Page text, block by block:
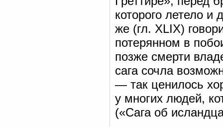
которого летело
же (гл. XLIX)
потерянном в
позже смерти
сага сочла
— так ценилось
у многих людей,
(«Сага об